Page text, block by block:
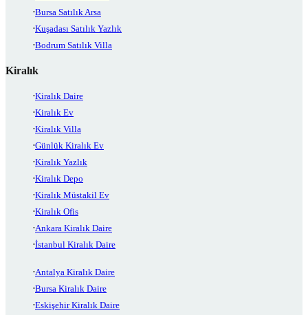
Bursa Satılık Arsa
Kuşadası Satılık Yazlık
Bodrum Satılık Villa
Kiralık
Kiralık Daire
Kiralık Ev
Kiralık Villa
Günlük Kiralık Ev
Kiralık Yazlık
Kiralık Depo
Kiralık Müstakil Ev
Kiralık Ofis
Ankara Kiralık Daire
İstanbul Kiralık Daire
Antalya Kiralık Daire
Bursa Kiralık Daire
Eskişehir Kiralık Daire